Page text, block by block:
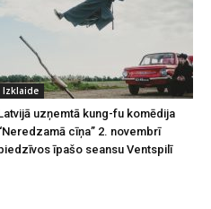
Izklaide
uzņemtā kung-fu komēdija
cīņa” 2. novembrī
īpašo seansu Ventspilī